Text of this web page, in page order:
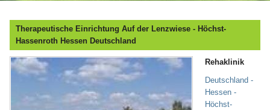
Therapeutische Einrichtung Auf der Lenzwiese - Höchst-
Hassenroth Hessen Deutschland
Rehaklinik
Deutschland -
Hessen -
Höchst-